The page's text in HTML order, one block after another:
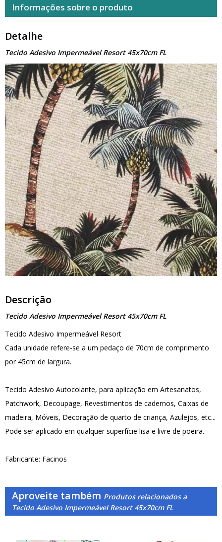
Informações sobre o produto
Detalhe
Tecido Adesivo Impermeável Resort 45x70cm FL
Descrição
Tecido Adesivo Impermeável Resort 45x70cm FL
Tecido Adesivo Impermeável Resort
Cada unidade refere-se a um pedaço de 70cm de comprimento
por 45cm de largura.
Tecido Adesivo Autocolante, para aplicação em Artesanatos,
Patchwork, Decoupage, Revestimentos de cadernos, Caixas de
madeira, Móveis, Decoração de quarto de criança, Azulejos, etc...
Pode ser aplicado em qualquer superfície lisa e livre de poeira.
Fabricante: Facinos
Aproveite também Produtos relacionados a
Tecido Adesivo Impermeável Resort 45x70cm FL